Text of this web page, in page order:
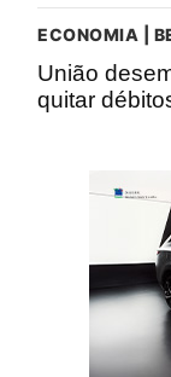
ECONOMIA |
União
quitar